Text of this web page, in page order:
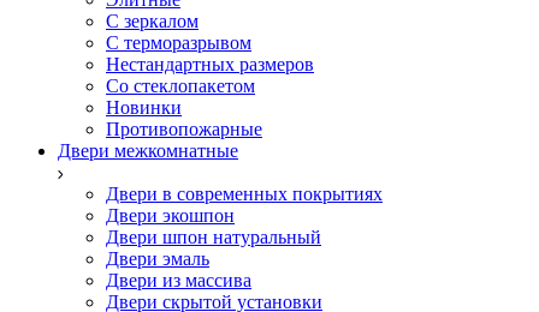
С зеркалом
С терморазрывом
Нестандартных размеров
Со стеклопакетом
Новинки
Противопожарные
Двери межкомнатные
Двери в современных покрытиях
Двери экошпон
Двери шпон натуральный
Двери эмаль
Двери из массива
Двери скрытой установки